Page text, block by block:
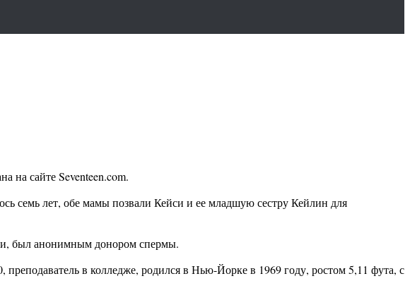
на сайте Seventeen.com.
семь лет, обе мамы позвали Кейси и ее младшую сестру Кейлин для
был анонимным донором спермы.
в колледже, родился в Нью-Йорке в 1969 году, ростом 5,11 фута, с